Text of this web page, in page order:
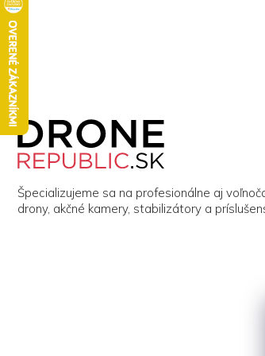
p
Špecializujeme sa na profesionálne aj
drony, akčné kamery, stabilizátory a